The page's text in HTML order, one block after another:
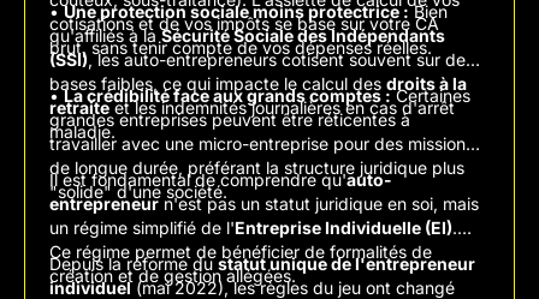
cotisations et de vos impôts se base sur votre CA
brut, sans tenir compte de vos dépenses réelles.
•Une protection sociale moins protectrice :Bien
qu'affiliés à laSécurité Sociale des Indépendants
(SSI), les auto-entrepreneurs cotisent souvent sur des
bases faibles, ce qui impacte le calcul des droits à la
retraiteet les indemnités journalières en cas d'arrêt
maladie.
•La crédibilité face aux grands comptes :Certaines
grandes entreprises peuvent être réticentes à
travailler avec une micro-entreprise pour des missions
de longue durée, préférant la structure juridique plus
"solide" d'une société.
Il est fondamental de comprendre qu'auto-
entrepreneur n'est pas un statut juridique en soi, mais
un régime simplifié de l'Entreprise Individuelle (EI).
Ce régime permet de bénéficier de formalités de
création et de gestion allégées.
Depuis la réforme du statut unique de l'entrepreneur
individuel (mai 2022), les règles du jeu ont changé